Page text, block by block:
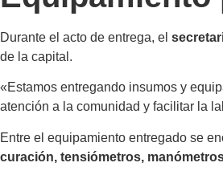
Durante el acto de entrega, el
de la capital.
«Estamos entregando insumos y
atención a la comunidad y facilitar la
Entre el equipamiento entregado se
curación, tensiómetros,